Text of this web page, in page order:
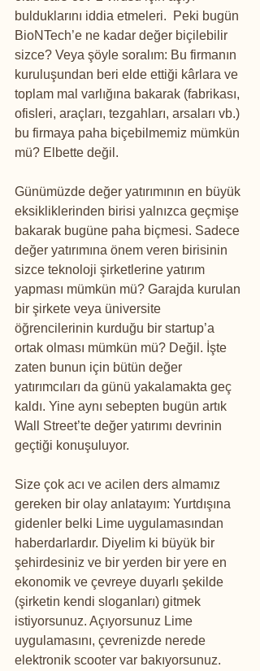
bulduklarını iddia etmeleri.  Peki bugün
BioNTech’e ne kadar değer biçilebilir
sizce? Veya şöyle soralım: Bu firmanın
kuruluşundan beri elde ettiği kârlara ve
toplam mal varlığına bakarak (fabrikası,
ofisleri, araçları, tezgahları, arsaları vb.)
bu firmaya paha biçebilmemiz mümkün
mü? Elbette değil.
Günümüzde değer yatırımının en büyük
eksikliklerinden birisi yalnızca geçmişe
bakarak bugüne paha biçmesi. Sadece
değer yatırımına önem veren birisinin
sizce teknoloji şirketlerine yatırım
yapması mümkün mü? Garajda kurulan
bir şirkete veya üniversite
öğrencilerinin kurduğu bir startup’a
ortak olması mümkün mü? Değil. İşte
zaten bunun için bütün değer
yatırımcıları da günü yakalamakta geç
kaldı. Yine aynı sebepten bugün artık
Wall Street’te değer yatırımı devrinin
geçtiği konuşuluyor.
Size çok acı ve acilen ders almamız
gereken bir olay anlatayım: Yurtdışına
gidenler belki Lime uygulamasından
haberdarlardır. Diyelim ki büyük bir
şehirdesiniz ve bir yerden bir yere en
ekonomik ve çevreye duyarlı şekilde
(şirketin kendi sloganları) gitmek
istiyorsunuz. Açıyorsunuz Lime
uygulamasını, çevrenizde nerede
elektronik scooter var bakıyorsunuz.